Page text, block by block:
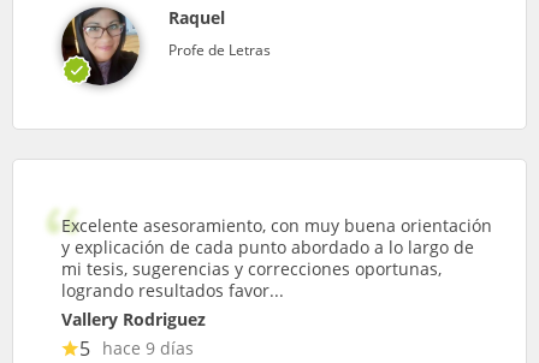
Raquel
Profe de Letras
Excelente asesoramiento, con muy buena orientación
y explicación de cada punto abordado a lo largo de
mi tesis, sugerencias y correcciones oportunas,
logrando resultados favor...
Vallery Rodriguez
5 hace 9 días